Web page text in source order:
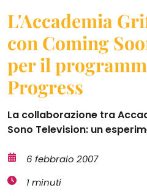
L'Accademia
con Coming
per il
Progress
La collaborazione tra
Sono Television: un
6 febbraio 2007
1 minuti